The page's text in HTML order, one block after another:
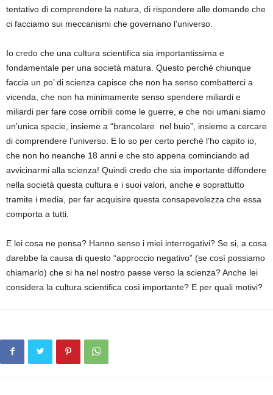
tentativo di comprendere la natura, di rispondere alle domande che
ci facciamo sui meccanismi che governano l’universo.
Io credo che una cultura scientifica sia importantissima e
fondamentale per una società matura. Questo perché chiunque
faccia un po’ di scienza capisce che non ha senso combatterci a
vicenda, che non ha minimamente senso spendere miliardi e
miliardi per fare cose orribili come le guerre, e che noi umani siamo
un’unica specie, insieme a “brancolare nel buio”, insieme a cercare
di comprendere l’universo. E lo so per certo perché l’ho capito io,
che non ho neanche 18 anni e che sto appena cominciando ad
avvicinarmi alla scienza! Quindi credo che sia importante diffondere
nella società questa cultura e i suoi valori, anche e soprattutto
tramite i media, per far acquisire questa consapevolezza che essa
comporta a tutti.
E lei cosa ne pensa? Hanno senso i miei interrogativi? Se si, a cosa
darebbe la causa di questo “approccio negativo” (se così possiamo
chiamarlo) che si ha nel nostro paese verso la scienza? Anche lei
considera la cultura scientifica così importante? E per quali motivi?